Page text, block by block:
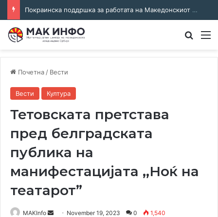
Покраинска поддршка за работата на Македонскиот национален совет: потпишан договор за суфинансирање на активностите
Почетна / Вести
Вести Култура
Тетовската претстава
пред белградската
публика на
манифестацијата ,,Ноќ на
театарот”
MAKInfo
Send November 19, 2023 0 1,540